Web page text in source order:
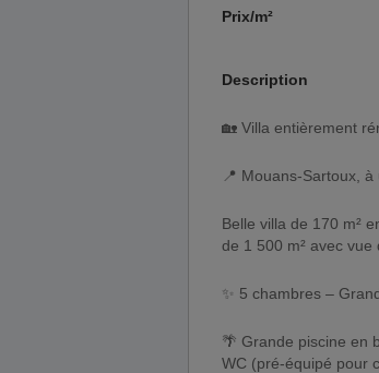
Prix/m²
Description
🏡 Villa entièrement
📍 Mouans-Sartoux,
Belle villa de 170 m²
de 1 500 m² avec vue
✨ 5 chambres –
🌴 Grande piscine en
WC (pré-équipé pour